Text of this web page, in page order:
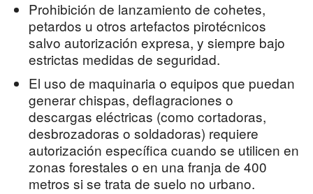
Prohibición de lanzamiento de cohetes,
petardos u otros artefactos pirotécnicos
salvo autorización expresa, y siempre bajo
estrictas medidas de seguridad.
El uso de maquinaria o equipos que puedan
generar chispas, deflagraciones o
descargas eléctricas (como cortadoras,
desbrozadoras o soldadoras) requiere
autorización específica cuando se utilicen en
zonas forestales o en una franja de 400
metros si se trata de suelo no urbano.